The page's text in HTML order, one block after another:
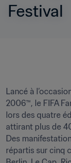
Festival
Lancé à
2006™, le FIFA
lors des quatre
attirant plus de
Des
répartis sur cinq